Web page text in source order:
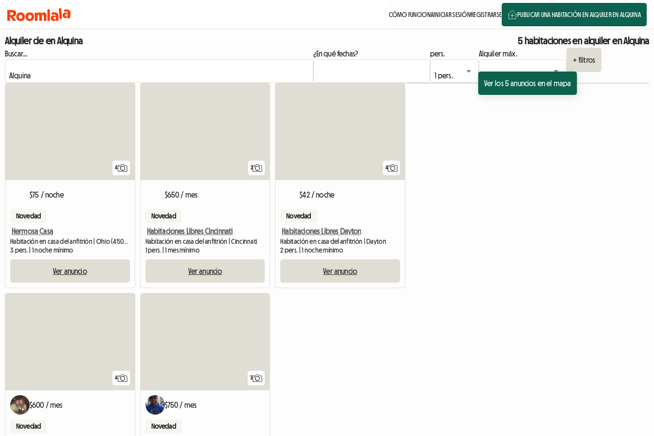
CÓMO FUNCIONAINICIAR SESIÓNREGISTRARSE PUBLICAR UNA HABITACIÓN EN ALQUILER EN ALQUINA
Alquiler de en Alquina 5 habitaciones en alquiler en Alquina
Buscar... ¿En qué fechas? pers.
Alquiler máx.
+ filtros
Ver los 5 anuncios en el mapa
4
$75 / noche
Novedad
Hermosa Casa
Habitación en casa del anfitrión | Ohio (45044)
3 pers. | 1 noche mínimo
Ver anuncio
2
$650 / mes
Novedad
Habitaciones Libres Cincinnati
Habitación en casa del anfitrión | Cincinnati
1 pers. | 1 mes mínimo
Ver anuncio
4
$42 / noche
Novedad
Habitaciones Libres Dayton
Habitación en casa del anfitrión | Dayton
2 pers. | 1 noche mínimo
Ver anuncio
4
$600 / mes
Novedad
3
$750 / mes
Novedad